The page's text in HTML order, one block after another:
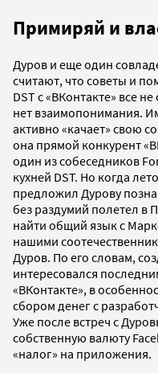
Примиряй и
Дуров и еще один
считают, что советы и
DST с «ВКонтакте» все
нет взаимопонимания.
активно «качает» свою
она прямой конкурент
один из собеседников
кухней DST. Но когда
предложил Дурову
без раздумий полетел
найти общий язык с
нашими
Дуров. По его словам,
интересовался
«ВКонтакте», в
сбором денег с
Уже после встреч с
собственную валюту
«налог» на приложения.